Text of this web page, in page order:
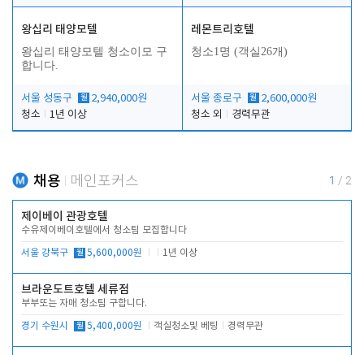
왕십리 태양모텔
왕십리 태양모텔 청소이모 구
합니다.
서울 성동구 월 2,940,000원
청소
1년 이상
레몬트리호텔
청소1명 (객실26개)
서울 종로구 월 2,600,000원
청소 외
경력무관
채용 메인포커스 1 / 2
제이베이 관광호텔
수유제이베이호텔에서 청소팀 모집합니다
서울 강북구 월 5,600,000원 1년 이상
브라운도트호텔 세류점
부부또는 자매 청소팀 구합니다.
경기 수원시 월 5,400,000원 객실청소및 베팅 경력무관